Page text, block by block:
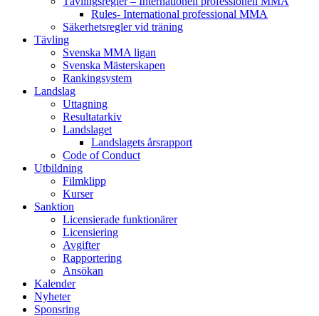
Rules- International professional MMA
Säkerhetsregler vid träning
Tävling
Svenska MMA ligan
Svenska Mästerskapen
Rankingsystem
Landslag
Uttagning
Resultatarkiv
Landslaget
Landslagets årsrapport
Code of Conduct
Utbildning
Filmklipp
Kurser
Sanktion
Licensierade funktionärer
Licensiering
Avgifter
Rapportering
Ansökan
Kalender
Nyheter
Sponsring